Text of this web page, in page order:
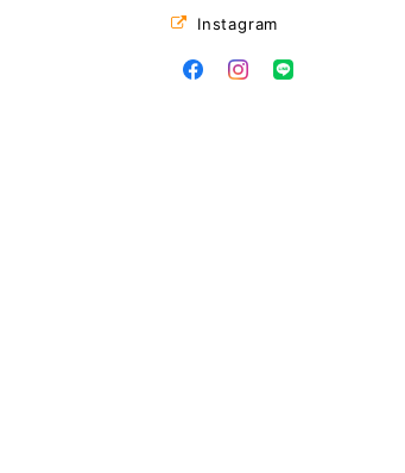
Instagram